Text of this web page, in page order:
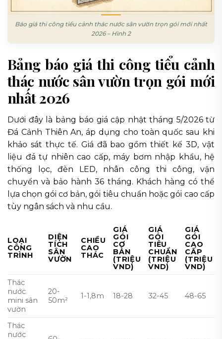
Báo giá thi công tiểu cảnh thác nước sân vườn trọn gói mới nhất
2026 – Hình 2
Bảng báo giá thi công tiểu cảnh
thác nước sân vườn trọn gói mới
nhất 2026
Dưới đây là bảng báo giá cập nhật tháng 5/2026 từ
Đá Cảnh Thiên An, áp dụng cho toàn quốc sau khi
khảo sát thực tế. Giá đã bao gồm thiết kế 3D, vật
liệu đá tự nhiên cao cấp, máy bơm nhập khẩu, hệ
thống lọc, đèn LED, nhân công thi công, vận
chuyển và bảo hành 36 tháng. Khách hàng có thể
lựa chọn gói cơ bản, gói tiêu chuẩn hoặc gói cao cấp
tùy ngân sách và nhu cầu.
LOẠI
CÔNG
TRÌNH
DIỆN
TÍCH
SÂN
VƯỜN
CHIỀU
CAO
THÁC
GIÁ
GÓI
CƠ
BẢN
(TRIỆU
VND)
GIÁ
GÓI
TIÊU
CHUẨN
(TRIỆU
VND)
GIÁ
GÓI
CAO
CẤP
(TRIỆU
VND)
Thác
nước
mini sân
vườn
20-
50m²
1-1,8m 18-28 32-45 48-65
Thác
nước